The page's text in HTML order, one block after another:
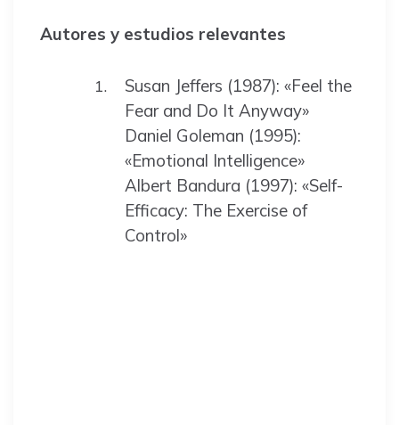
Autores y estudios relevantes
Susan Jeffers (1987): «Feel the
Fear and Do It Anyway»
Daniel Goleman (1995):
«Emotional Intelligence»
Albert Bandura (1997): «Self-
Efficacy: The Exercise of
Control»